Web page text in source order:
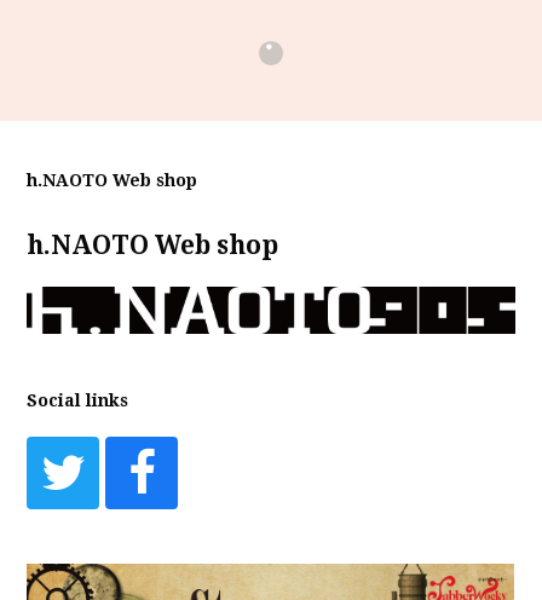
h.NAOTO Web shop
h.NAOTO Web shop
Social links
TwitterFacebook